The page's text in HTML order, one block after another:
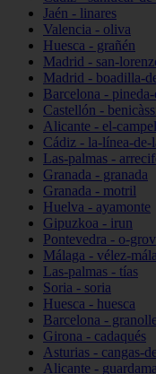
Jaén - linares
Valencia - oliva
Huesca - grañén
Madrid - san-
Madrid - boadilla-
Barcelona -
Castellón -
Alicante - el-
Cádiz - la-línea-de-
Las-palmas -
Granada - granada
Granada - motril
Huelva - ayamonte
Gipuzkoa - irun
Pontevedra - o-
Málaga - vélez-
Las-palmas - tías
Soria - soria
Huesca - huesca
Barcelona -
Girona - cadaqués
Asturias - cangas-
Alicante -